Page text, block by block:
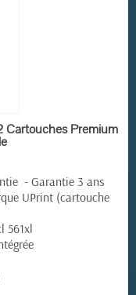
Cartouches Premium
- Garantie 3 ans
UPrint (cartouche
561xl